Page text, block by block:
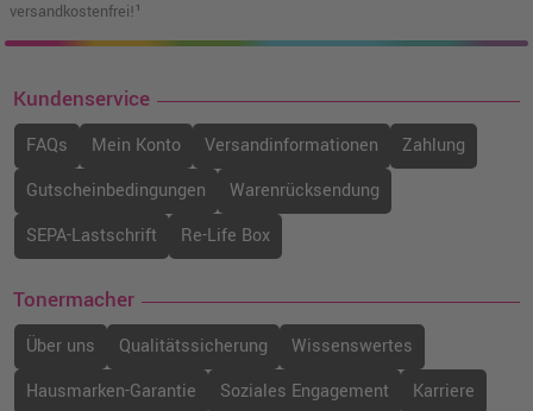
versandkostenfrei!¹
Kundenservice
FAQs Mein Konto Versandinformationen
Zahlung
Gutscheinbedingungen
Warenrücksendung
SEPA-Lastschrift
Re-Life Box
Tonermacher
Über uns Qualitätssicherung
Wissenswertes
Hausmarken-Garantie
Soziales Engagement
Karriere